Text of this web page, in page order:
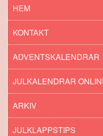
HEM
KONTAKT
ADVENTSKALENDRAR
JULKALENDRAR
ARKIV
JULKLAPPSTIPS